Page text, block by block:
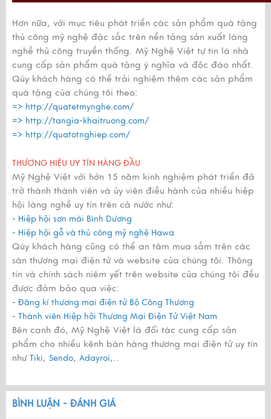
Hơn nữa, với mục tiêu phát triển các sản phẩm quà tặng
thủ công mỹ nghệ đặc sắc trên nền tảng sản xuất làng
nghề thủ công truyền thống. Mỹ Nghệ Việt tự tin là nhà
cung cấp sản phẩm quà tặng ý nghĩa và độc đáo nhất.
Qúy khách hàng có thể trải nghiệm thêm các sản phẩm
quà tặng của chúng tôi theo:
=> http://quatetmynghe.com/
=> http://tangia-khaitruong.com/
=> http://quatotnghiep.com/
THƯƠNG HIỆU UY TÍN HÀNG ĐẦU
Mỹ Nghệ Việt với hớn 15 năm kinh nghiệm phát triển đã
trở thành thành viên và ủy viên điều hành của nhiều hiệp
hội làng nghề uy tín trên cả nước như:
- Hiệp hội sơn mài Bình Dương
- Hiệp hội gỗ và thủ công mỹ nghệ Hawa
Qúy khách hàng cũng có thể an tâm mua sắm trên các
sàn thương mại điện tử và website của chúng tôi. Thông
tin và chính sách niêm yết trên website của chúng tôi đều
được đảm bảo qua việc:
- Đăng kí thương mại điện tử Bộ Công Thương
- Thành viên Hiệp hội Thương Mại Điện Tử Việt Nam
Bên cạnh đó, Mỹ Nghệ Việt là đối tác cung cấp sản
phẩm cho nhiều kênh bán hàng thương mại điện tử uy tín
như Tiki, Sendo, Adayroi,..
BÌNH LUẬN - ĐÁNH GIÁ